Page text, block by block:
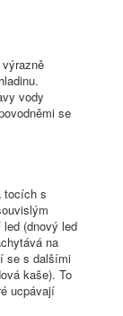
vody
se
tocích s
(dnový led
na
se s dalšími
kaše). To
ucpávají